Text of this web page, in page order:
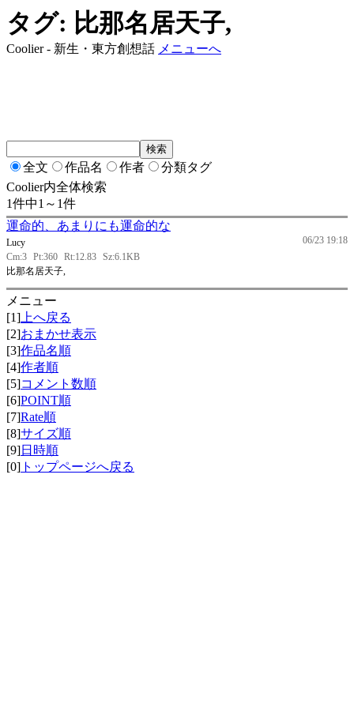
タグ: 比那名居天子,
Coolier - 新生・東方創想話 メニューへ
全文 作品名 作者
分類タグ
Coolier内全体検索
1件中1～1件
運命的、あまりにも運命的な
06/23 19:18
Lucy
Cm:3 Pt:360 Rt:12.83 Sz:6.1KB
比那名居天子,
メニュー
[1] 上へ戻る
[2]おまかせ表示
[3]作品名順
[4]作者順
[5]コメント数順
[6]POINT順
[7]Rate順
[8]サイズ順
[9]日時順
[0] トップページへ戻る